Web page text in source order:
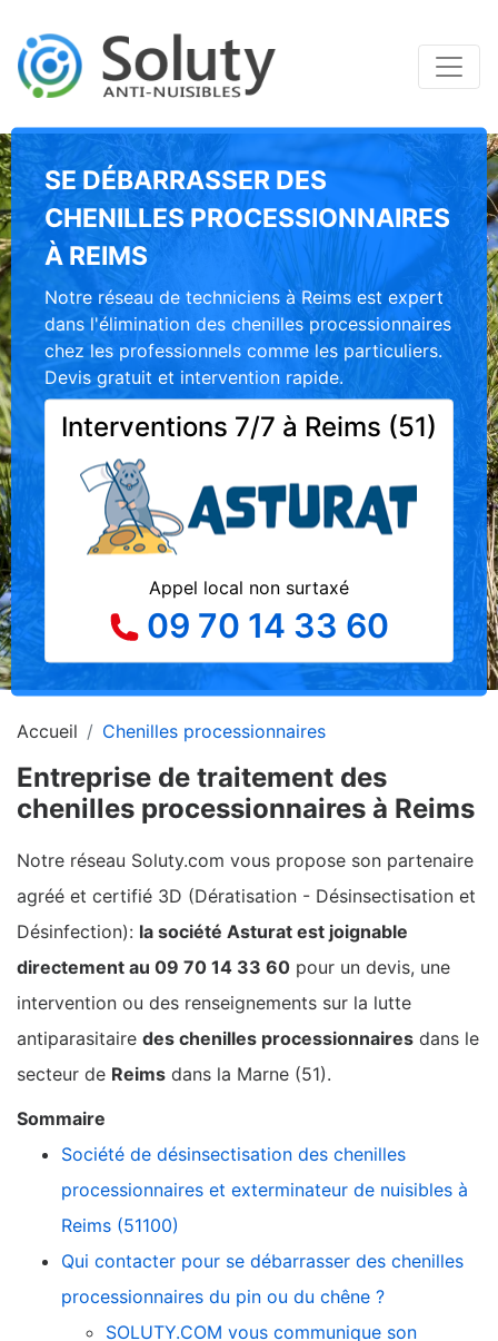
SE DÉBARRASSER DES
CHENILLES PROCESSIONNAIRES
À REIMS
Notre réseau de techniciens à Reims est expert
dans l'élimination des chenilles processionnaires
chez les professionnels comme les particuliers.
Devis gratuit et intervention rapide.
Interventions 7/7 à Reims (51)
Appel local non surtaxé
09 70 14 33 60
Accueil Chenilles processionnaires
Entreprise de traitement des
chenilles processionnaires à Reims
Notre réseau Soluty.com vous propose son partenaire
agréé et certifié 3D (Dératisation - Désinsectisation et
Désinfection): la société Asturat est joignable
directement au 09 70 14 33 60 pour un devis, une
intervention ou des renseignements sur la lutte
antiparasitaire des chenilles processionnaires dans le
secteur de Reims dans la Marne (51).
Sommaire
Société de désinsectisation des chenilles
processionnaires et exterminateur de nuisibles à
Reims (51100)
Qui contacter pour se débarrasser des chenilles
processionnaires du pin ou du chêne ?
SOLUTY.COM vous communique son